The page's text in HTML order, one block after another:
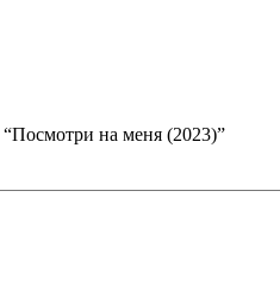
“Посмотри на меня (2023)”